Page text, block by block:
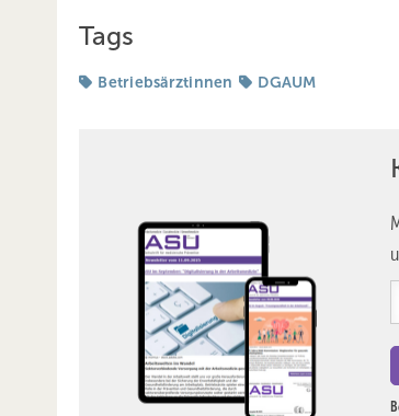
Tags
Betriebsärztinnen DGAUM